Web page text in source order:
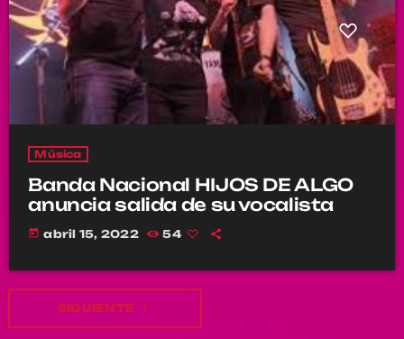
Música
Banda Nacional HIJOS DE ALGO
anuncia salida de su vocalista
today abril 15, 2022 54
SIGUIENTE navigate_next